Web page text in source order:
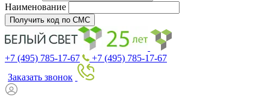
Наименование
Получить код по СМС
+7 (495) 785-17-67
+7 (495) 785-17-67
Заказать звонок